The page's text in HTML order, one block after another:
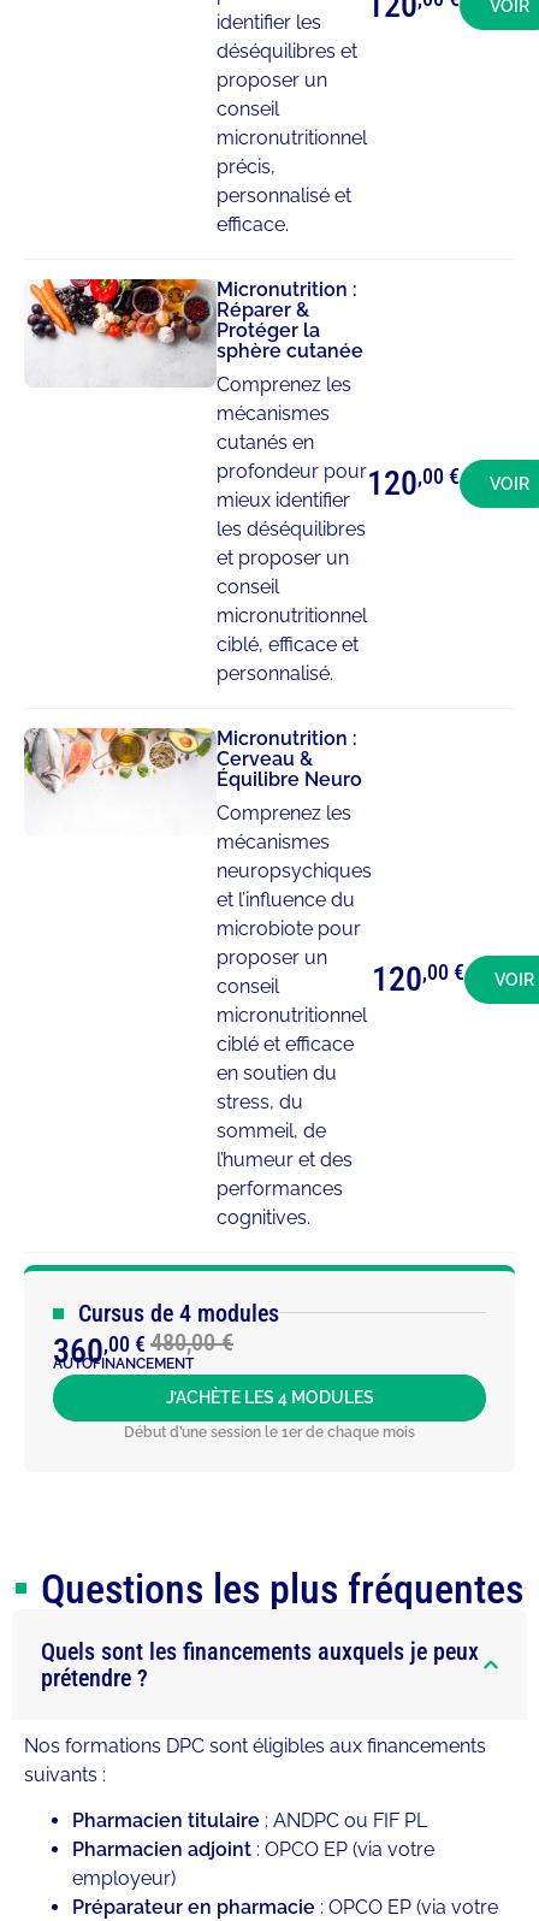
identifier les
déséquilibres et
proposer un
conseil
micronutritionnel
précis,
personnalisé et
efficace.
VOIR
Micronutrition :
Réparer &
Protéger la
sphère cutanée
Comprenez les
mécanismes
cutanés en
profondeur pour
mieux identifier
les déséquilibres
et proposer un
conseil
micronutritionnel
ciblé, efficace et
personnalisé.
120,00 € VOIR
Micronutrition :
Cerveau &
Équilibre Neuro
Comprenez les
mécanismes
neuropsychiques
et l’influence du
microbiote pour
proposer un
conseil
micronutritionnel
ciblé et efficace
en soutien du
stress, du
sommeil, de
l’humeur et des
performances
cognitives.
120,00 € VOIR
Cursus de 4 modules
360,00 € 480,00 €
AUTOFINANCEMENT
J’ACHÈTE LES 4 MODULES
Début d’une session le 1er de chaque mois
Questions les plus fréquentes
Quels sont les financements auxquels je peux
prétendre ?
Nos formations DPC sont éligibles aux financements
suivants :
Pharmacien titulaire : ANDPC ou FIF PL
Pharmacien adjoint : OPCO EP (via votre
employeur)
Préparateur en pharmacie : OPCO EP (via votre